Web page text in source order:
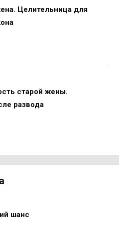
Целительница для
старой жены.
развода
шанс